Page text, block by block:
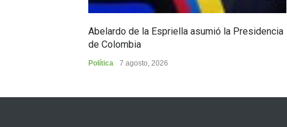
Abelardo de la Espriella asumió la Presidencia
de Colombia
Política 7 agosto, 2026